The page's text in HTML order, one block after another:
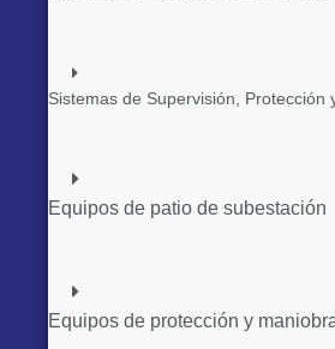
Sistemas de Supervisión, Protección
Equipos de patio de subestación
Equipos de protección y